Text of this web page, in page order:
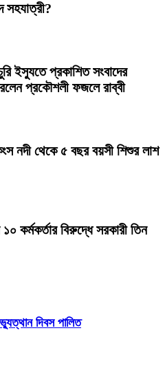
সহযাত্রী?
ইস্যুতে প্রকাশিত সংবাদের
প্রকৌশলী ফজলে রাব্বী
নদী থেকে ৫ বছর বয়সী শিশুর লাশ
কর্মকর্তার বিরুদ্ধে সরকারী তিন
দিবস পালিত